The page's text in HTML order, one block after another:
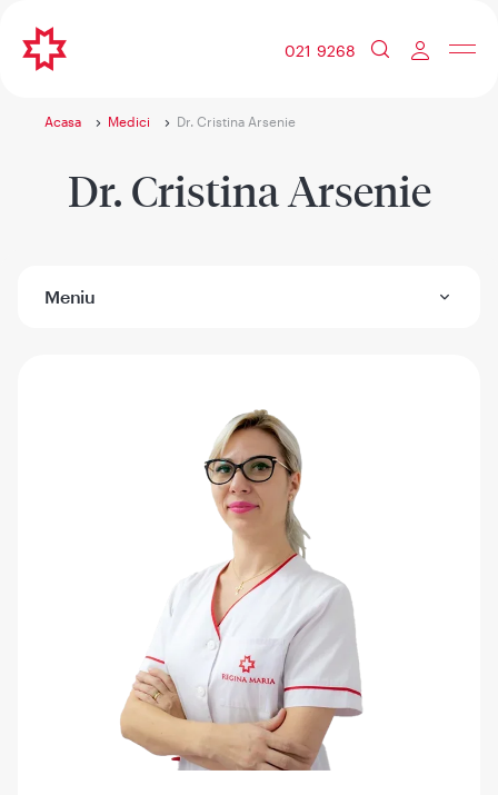
021 9268
Acasa Medici Dr. Cristina Arsenie
Dr. Cristina Arsenie
Meniu